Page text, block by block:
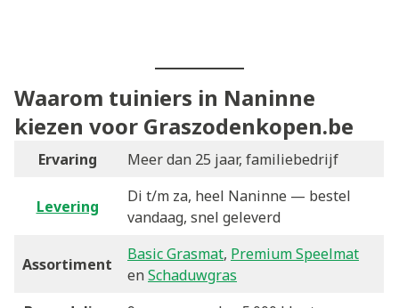
Waarom tuiniers in Naninne
kiezen voor Graszodenkopen.be
Ervaring Meer dan 25 jaar, familiebedrijf
Levering
Di t/m za, heel Naninne — bestel
vandaag, snel geleverd
Assortiment
Basic Grasmat, Premium Speelmat
en Schaduwgras